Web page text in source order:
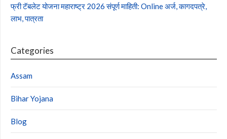
फ्री टॅबलेट योजना महाराष्ट्र 2026 संपूर्ण माहिती: Online अर्ज, कागदपत्रे,
लाभ, पात्रता
Categories
Assam
Bihar Yojana
Blog